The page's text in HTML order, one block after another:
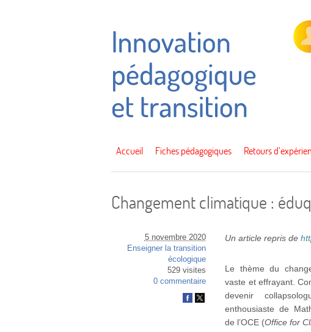
Accueil Fiches pédagogiques Retours
Changement climatique :
5 novembre 2020
Enseigner la transition
écologique
529 visites
0 commentaire
Un article repris de
Le thème du
vaste et effrayant.
devenir
enthousiaste de
de l’OCE (Office for